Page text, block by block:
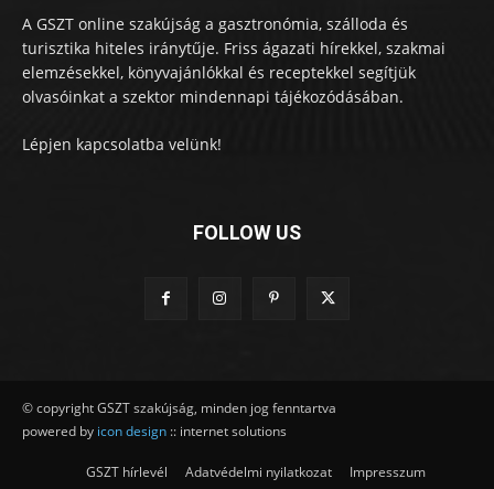
A GSZT online szakújság a gasztronómia, szálloda és
turisztika hiteles iránytűje. Friss ágazati hírekkel, szakmai
elemzésekkel, könyvajánlókkal és receptekkel segítjük
olvasóinkat a szektor mindennapi tájékozódásában.
Lépjen kapcsolatba velünk!
FOLLOW US
© copyright GSZT szakújság, minden jog fenntartva
powered by icon design :: internet solutions
GSZT hírlevél Adatvédelmi nyilatkozat Impresszum